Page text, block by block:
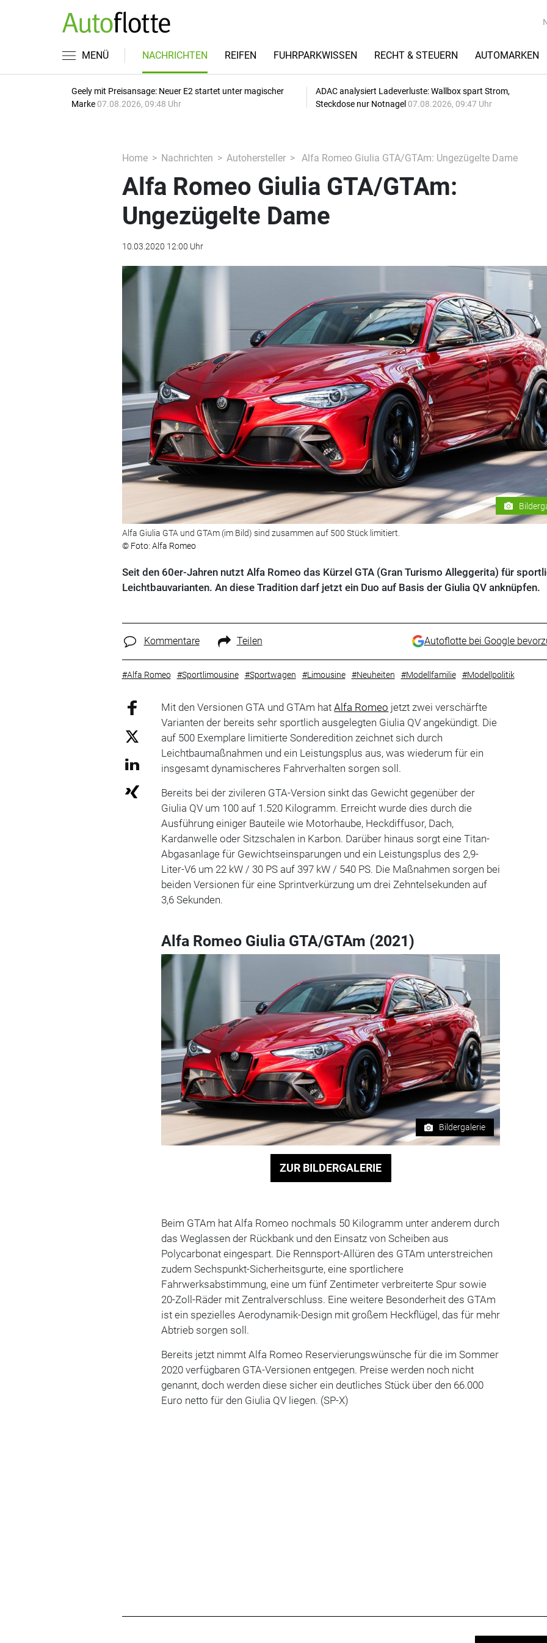
MENÜ NACHRICHTEN REIFEN FUHRPARKWISSEN RECHT & STEUERN AUTOMARKEN
Geely mit Preisansage: Neuer E2 startet unter magischer
Marke 07.08.2026, 09:48 Uhr
ADAC analysiert Ladeverluste: Wallbox spart Strom,
Steckdose nur Notnagel 07.08.2026, 09:47 Uhr
Home Nachrichten Autohersteller Alfa Romeo Giulia GTA/GTAm: Ungezügelte Dame
Alfa Romeo Giulia GTA/GTAm:
Ungezügelte Dame
10.03.2020 12:00 Uhr
Alfa Giulia GTA und GTAm (im Bild) sind zusammen auf 500 Stück limitiert.
© Foto: Alfa Romeo
Seit den 60er-Jahren nutzt Alfa Romeo das Kürzel GTA (Gran Turismo Alleggerita) für
Leichtbauvarianten. An diese Tradition darf jetzt ein Duo auf Basis der Giulia QV anknüpfen.
Kommentare Teilen Autoflotte bei Google
#Alfa Romeo #Sportlimousine #Sportwagen #Limousine #Neuheiten #Modellfamilie #Modellpolitik
Mit den Versionen GTA und GTAm hatAlfa Romeo jetzt zwei verschärfte
Varianten der bereits sehr sportlich ausgelegten Giulia QV angekündigt. Die
auf 500 Exemplare limitierte Sonderedition zeichnet sich durch
Leichtbaumaßnahmen und ein Leistungsplus aus, was wiederum für ein
insgesamt dynamischeres Fahrverhalten sorgen soll.
Bereits bei der zivileren GTA-Version sinkt das Gewicht gegenüber der
Giulia QV um 100 auf 1.520 Kilogramm. Erreicht wurde dies durch die
Ausführung einiger Bauteile wie Motorhaube, Heckdiffusor, Dach,
Kardanwelle oder Sitzschalen in Karbon. Darüber hinaus sorgt eine Titan-
Abgasanlage für Gewichtseinsparungen und ein Leistungsplus des 2,9-
Liter-V6 um 22 kW / 30 PS auf 397 kW / 540 PS. Die Maßnahmen sorgen bei
beiden Versionen für eine Sprintverkürzung um drei Zehntelsekunden auf
3,6 Sekunden.
Alfa Romeo Giulia GTA/GTAm (2021)
Bildergalerie
ZUR BILDERGALERIE
Beim GTAm hat Alfa Romeo nochmals 50 Kilogramm unter anderem durch
das Weglassen der Rückbank und den Einsatz von Scheiben aus
Polycarbonat eingespart. Die Rennsport-Allüren des GTAm unterstreichen
zudem Sechspunkt-Sicherheitsgurte, eine sportlichere
Fahrwerksabstimmung, eine um fünf Zentimeter verbreiterte Spur sowie
20-Zoll-Räder mit Zentralverschluss. Eine weitere Besonderheit des GTAm
ist ein spezielles Aerodynamik-Design mit großem Heckflügel, das für mehr
Abtrieb sorgen soll.
Bereits jetzt nimmt Alfa Romeo Reservierungswünsche für die im Sommer
2020 verfügbaren GTA-Versionen entgegen. Preise werden noch nicht
genannt, doch werden diese sicher ein deutliches Stück über den 66.000
Euro netto für den Giulia QV liegen. (SP-X)